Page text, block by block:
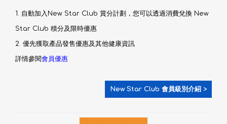
1. 自動加入New Star Club 賞分計劃，您可以透過消費兌換 New
Star Club 積分及限時優惠
2. 優先獲取產品發售優惠及其他健康資訊
詳情參閱會員優惠
New Star Club 會員級別介紹 >